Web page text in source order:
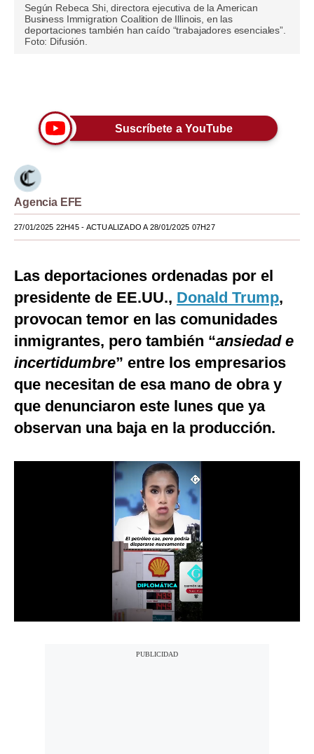
Pregunta de hoy
Blogs
Viajes
Moda
Estilos
Mundo
EEUU
Internacional
Tecnología
Club del Suscriptor
G de Gestión
Según Rebeca Shi, directora ejecutiva de la American
Business Immigration Coalition de Illinois, en las
deportaciones también han caído “trabajadores esenciales”.
Foto: Difusión.
Suscríbete a YouTube
Agencia EFE
27/01/2025 22H45- ACTUALIZADO A 28/01/2025 07H27
Las deportaciones ordenadas por el
presidente de EE.UU., Donald Trump,
provocan temor en las comunidades
inmigrantes, pero también “ansiedad e
incertidumbre” entre los empresarios
que necesitan de esa mano de obra y
que denunciaron este lunes que ya
observan una baja en la producción.